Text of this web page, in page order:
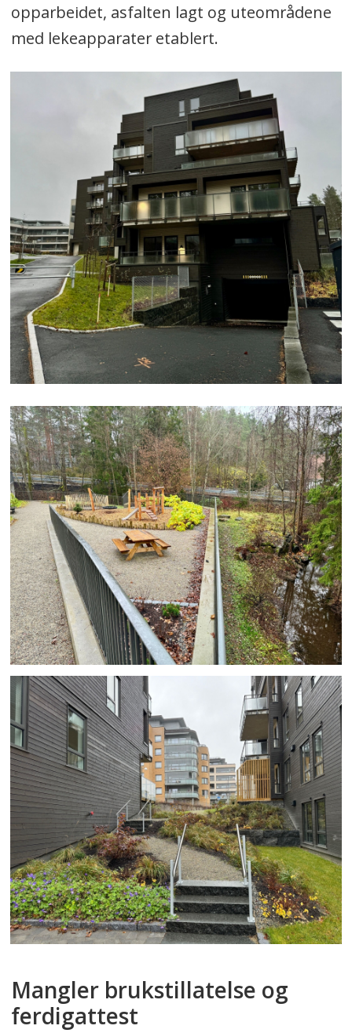
opparbeidet, asfalten lagt og uteområdene
med lekeapparater etablert.
Mangler brukstillatelse og
ferdigattest